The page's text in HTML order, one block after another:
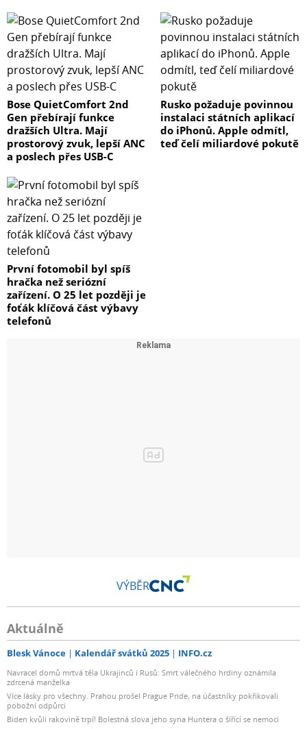
Bose QuietComfort 2nd
Gen přebírají funkce
dražších Ultra. Mají
prostorový zvuk, lepší ANC
a poslech přes USB-C
Rusko požaduje povinnou
instalaci státních aplikací
do iPhonů. Apple odmítl,
teď čelí miliardové pokutě
První fotomobil byl spíš
hračka než seriózní
zařízení. O 25 let později je
foťák klíčová část výbavy
telefonů
VÝBĚR
Aktuálně
Blesk Vánoce Kalendář svátků 2025 INFO.cz
Navracel domů mrtvá těla Ukrajinců i Rusů: Smrt válečného hrdiny oznámila
zdrcená manželka
Více lásky pro všechny. Prahou prošel Prague Pride, na účastníky pokřikovali
pobožní odpůrci
Biden kvůli rakovině trpí! Bolestná slova jeho syna Huntera o šířící se nemoci